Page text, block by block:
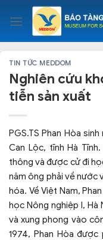
content
TIN TỨC MEDDOM
Nghiên cứu
tiễn sản xuất
PGS.TS Phan Hòa
Can Lộc, tĩnh Hà
thông và được cử đi
năm ông phải về nước
hóa. Về Việt Nam,
học Nông nghiệp I,
và xung phong vào
1974, Phan Hòa